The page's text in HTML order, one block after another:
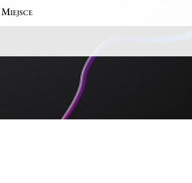
Miejsce